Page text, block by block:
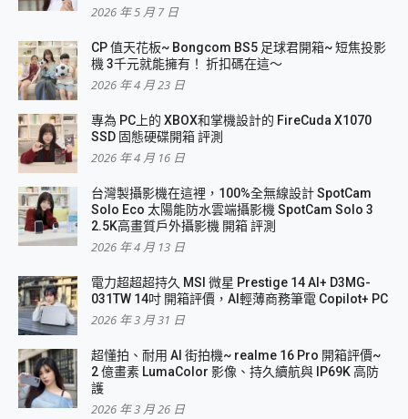
2026 年 5 月 7 日
CP 值天花板~ Bongcom BS5 足球君開箱~ 短焦投影
機 3千元就能擁有！ 折扣碼在這～
2026 年 4 月 23 日
專為 PC上的 XBOX和掌機設計的 FireCuda X1070
SSD 固態硬碟開箱 評測
2026 年 4 月 16 日
台灣製攝影機在這裡，100%全無線設計 SpotCam
Solo Eco 太陽能防水雲端攝影機 SpotCam Solo 3
2.5K高畫質戶外攝影機 開箱 評測
2026 年 4 月 13 日
電力超超超持久 MSI 微星 Prestige 14 AI+ D3MG-
031TW 14吋 開箱評價，AI輕薄商務筆電 Copilot+ PC
2026 年 3 月 31 日
超懂拍、耐用 AI 街拍機~ realme 16 Pro 開箱評價~
2 億畫素 LumaColor 影像、持久續航與 IP69K 高防
護
2026 年 3 月 26 日